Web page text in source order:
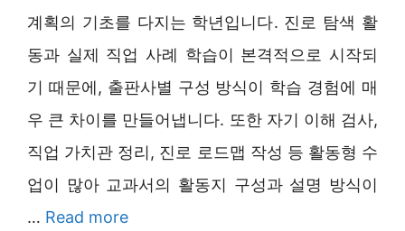
계획의 기초를 다지는 학년입니다. 진로 탐색 활
동과 실제 직업 사례 학습이 본격적으로 시작되
기 때문에, 출판사별 구성 방식이 학습 경험에 매
우 큰 차이를 만들어냅니다. 또한 자기 이해 검사,
직업 가치관 정리, 진로 로드맵 작성 등 활동형 수
업이 많아 교과서의 활동지 구성과 설명 방식이
… Read more